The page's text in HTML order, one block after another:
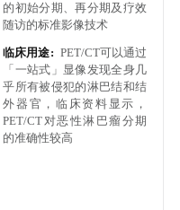
的初始分期、再分期及疗效
随访的标准影像技术
临床用途: PET/CT可以通过
「一站式」显像发现全身几
乎所有被侵犯的淋巴结和结
外器官，临床资料显示，
PET/CT对恶性淋巴瘤分期
的准确性较高